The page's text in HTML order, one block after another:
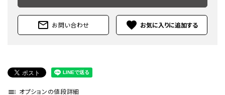
mail_outline お問い合わせ favorite
toc オプションの値段詳細